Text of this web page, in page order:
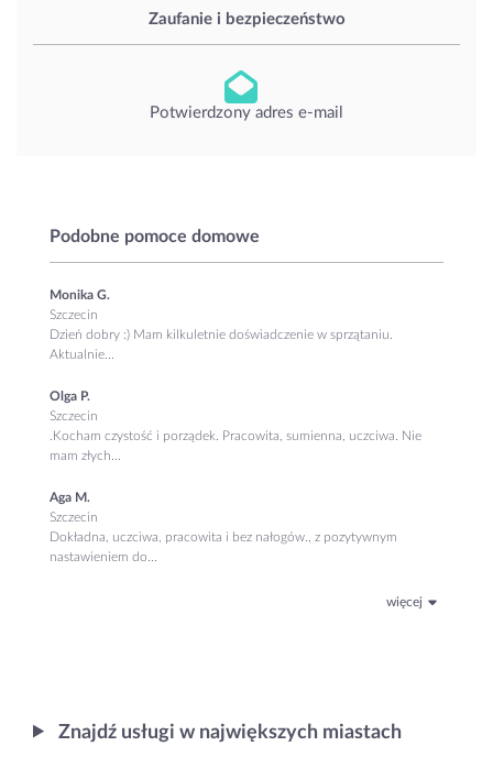
Zaufanie i bezpieczeństwo
Potwierdzony adres e-mail
Podobne pomoce domowe
Monika G.
Szczecin
Dzień dobry :) Mam kilkuletnie doświadczenie w sprzątaniu.
Aktualnie...
Olga P.
Szczecin
.Kocham czystość i porządek. Pracowita, sumienna, uczciwa. Nie
mam złych...
Aga M.
Szczecin
Dokładna, uczciwa, pracowita i bez nałogów., z pozytywnym
nastawieniem do...
więcej
Znajdź usługi w największych miastach